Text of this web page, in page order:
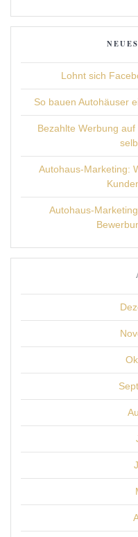
Lohnt sich
So bauen Autohäuser
Bezahlte Werbung
Autohaus-Marketing:
Autohaus-